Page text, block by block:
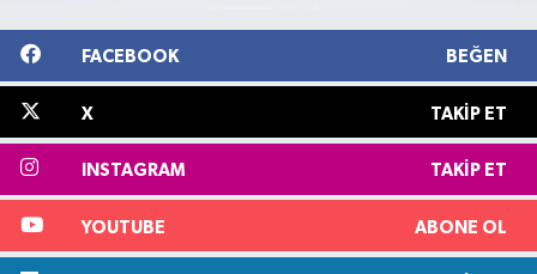
FACEBOOK BEĞEN
X TAKIP ET
INSTAGRAM TAKIP ET
YOUTUBE ABONE OL